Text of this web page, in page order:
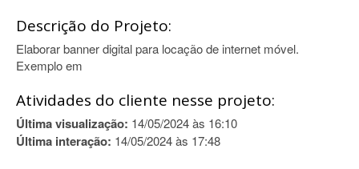
Descrição do Projeto:
Elaborar banner digital para locação de internet móvel.
Exemplo em
Atividades do cliente nesse projeto:
Última visualização: 14/05/2024 às 16:10
Última interação: 14/05/2024 às 17:48